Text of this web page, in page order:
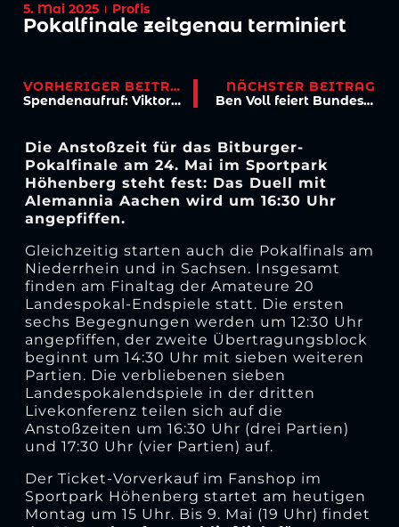
5. Mai 2025 Profis
Pokalfinale zeitgenau terminiert
VORHERIGER BEITRAG
Spendenaufruf: Viktoria goes Tirol
NÄCHSTER BEITRAG
Ben Voll feiert Bundesliga-Debüt
Die Anstoßzeit für das Bitburger-
Pokalfinale am 24. Mai im Sportpark
Höhenberg steht fest: Das Duell mit
Alemannia Aachen wird um 16:30 Uhr
angepfiffen.
Gleichzeitig starten auch die Pokalfinals am
Niederrhein und in Sachsen. Insgesamt
finden am Finaltag der Amateure 20
Landespokal-Endspiele statt. Die ersten
sechs Begegnungen werden um 12:30 Uhr
angepfiffen, der zweite Übertragungsblock
beginnt um 14:30 Uhr mit sieben weiteren
Partien. Die verbliebenen sieben
Landespokalendspiele in der dritten
Livekonferenz teilen sich auf die
Anstoßzeiten um 16:30 Uhr (drei Partien)
und 17:30 Uhr (vier Partien) auf.
Der Ticket-Vorverkauf im Fanshop im
Sportpark Höhenberg startet am heutigen
Montag um 15 Uhr. Bis 9. Mai (19 Uhr) findet